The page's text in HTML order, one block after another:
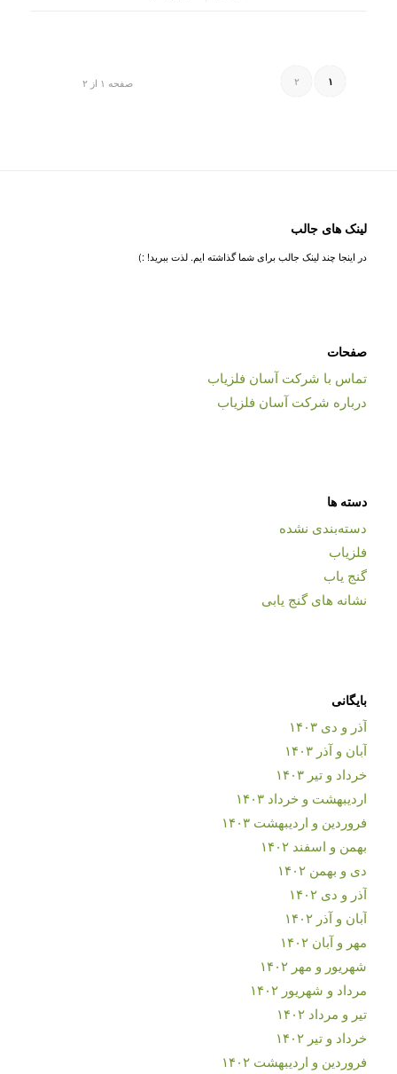
صفحه ۱ از ۲ ۱ ۲
لینک های جالب
در اینجا چند لینک جالب برای شما گذاشته ایم. لذت ببرید! :)
صفحات
تماس با شرکت آسان فلزیاب
درباره شرکت آسان فلزیاب
دسته ها
دسته‌بندی نشده
فلزیاب
گنج یاب
نشانه های گنج یابی
بایگانی
آذر و دی ۱۴۰۳
آبان و آذر ۱۴۰۳
خرداد و تیر ۱۴۰۳
اردیبهشت و خرداد ۱۴۰۳
فروردین و اردیبهشت ۱۴۰۳
بهمن و اسفند ۱۴۰۲
دی و بهمن ۱۴۰۲
آذر و دی ۱۴۰۲
آبان و آذر ۱۴۰۲
مهر و آبان ۱۴۰۲
شهریور و مهر ۱۴۰۲
مرداد و شهریور ۱۴۰۲
تیر و مرداد ۱۴۰۲
خرداد و تیر ۱۴۰۲
فروردین و اردیبهشت ۱۴۰۲